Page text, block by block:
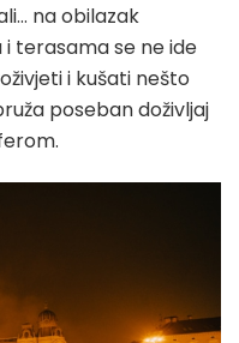
na obilazak
terasama se ne ide
i kušati nešto
poseban doživljaj